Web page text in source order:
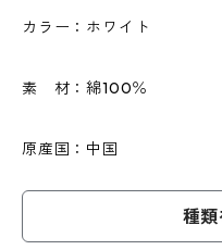
カラー：ホワイト
素 材：綿100％
原産国：中国
種類